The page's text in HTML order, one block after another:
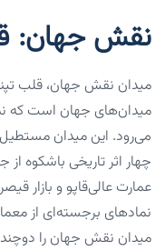
نقش جهان:
میدان نقش جهان، قلب
میدان‌های جهان است که
می‌رود. این میدان
چهار اثر تاریخی باشکوه
عمارت عالی‌قاپو و بازار
نمادهای برجسته‌ای از
میدان نقش جهان را